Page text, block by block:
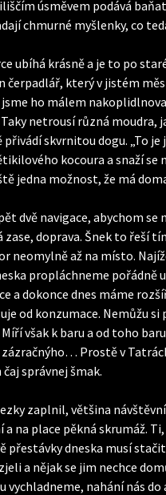
úsměvem podává
chmurné myšlenky, co
ubíhá krásně a je to po
čerpadlář, který v jistém
ho málem
netrousí různá moudra,
skvrnitou dogu. „To
kocoura a snaží
jedna možnost, že má
dvě navigace, abychom
zase, doprava. Šnek to řeší
neomylně až na místo.
propláchneme pořádně
a dokonce dnes máme
od konzumace. Nemůžu si
Míří však k baru a od toho
Prostě v
správnej šmak.
zaplnil, většina
a na place pěkná skrumáž.
přestávky dneska musí
a nějak se jim nechce
vychladneme, nahání nás